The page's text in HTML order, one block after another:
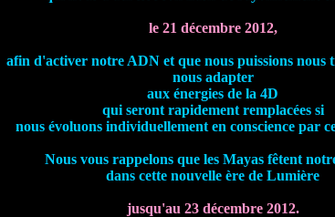
le 21 décembre 2012,
afin d'activer notre ADN et que nous puissions nous
nous adapter
aux énergies de la 4D
qui seront rapidement remplacées si
nous évoluons individuellement en conscience par
Nous vous rappelons que les Mayas fêtent
dans cette nouvelle ère de Lumière
jusqu'au 23 décembre 2012.